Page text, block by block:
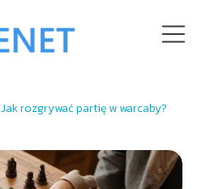
Jak rozgrywać partię w warcaby?